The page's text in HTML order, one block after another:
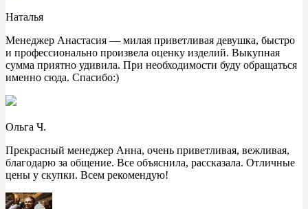
Наталья
Менеджер Анастасия — милая приветливая девушка, быстро
и профессионально произвела оценку изделий. Выкупная
сумма приятно удивила. При необходимости буду обращаться
именно сюда. Спасибо:)
Ольга Ч.
Прекрасный менеджер Анна, очень приветливая, вежливая,
благодарю за общение. Все объяснила, рассказала. Отличные
цены у скупки. Всем рекомендую!